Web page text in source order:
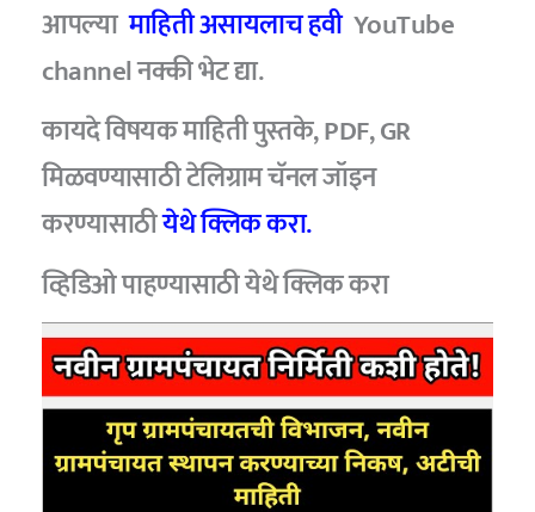
आपल्यामाहिती असायलाच हवीYouTube
channel नक्की भेट द्या.
कायदे विषयक माहिती पुस्तके, PDF, GR
मिळवण्यासाठी टेलिग्राम चॅनल जॉइन
करण्यासाठीयेथे क्लिक करा.
व्हिडिओ पाहण्यासाठीयेथे क्लिक करा